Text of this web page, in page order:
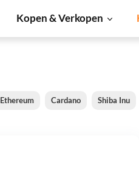
Kopen & Verkopen
Ethereum Cardano Shiba Inu